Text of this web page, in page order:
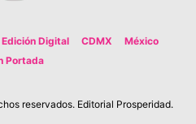
Edición Digital CDMX
México
Portada
reservados. Editorial Prosperidad.